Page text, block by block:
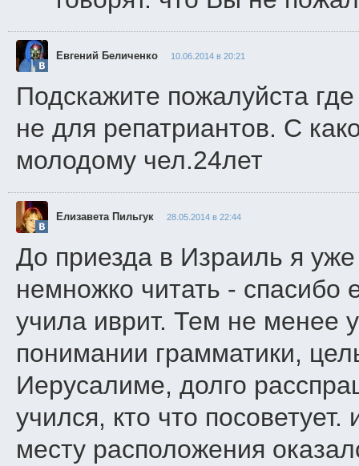
Евгений Беличенко 10.06.2014 в 20:21
Подскажите пожалуйста
не для репатриантов. С
молодому чел.24лет
Елизавета Пильгук 28.05.2014 в 22:44
До приезда в Израиль я
немножко читать - спасибо
учила иврит. Тем не менее
понимании грамматики,
Иерусалиме, долго
учился, кто что
месту расположения